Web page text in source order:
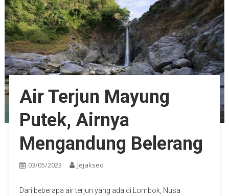
Air Terjun Mayung
Putek, Airnya
Mengandung Belerang
03/05/2023 Jejakseo
Dari beberapa air terjun yang ada di Lombok, Nusa